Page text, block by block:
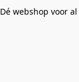
Dé webshop voor